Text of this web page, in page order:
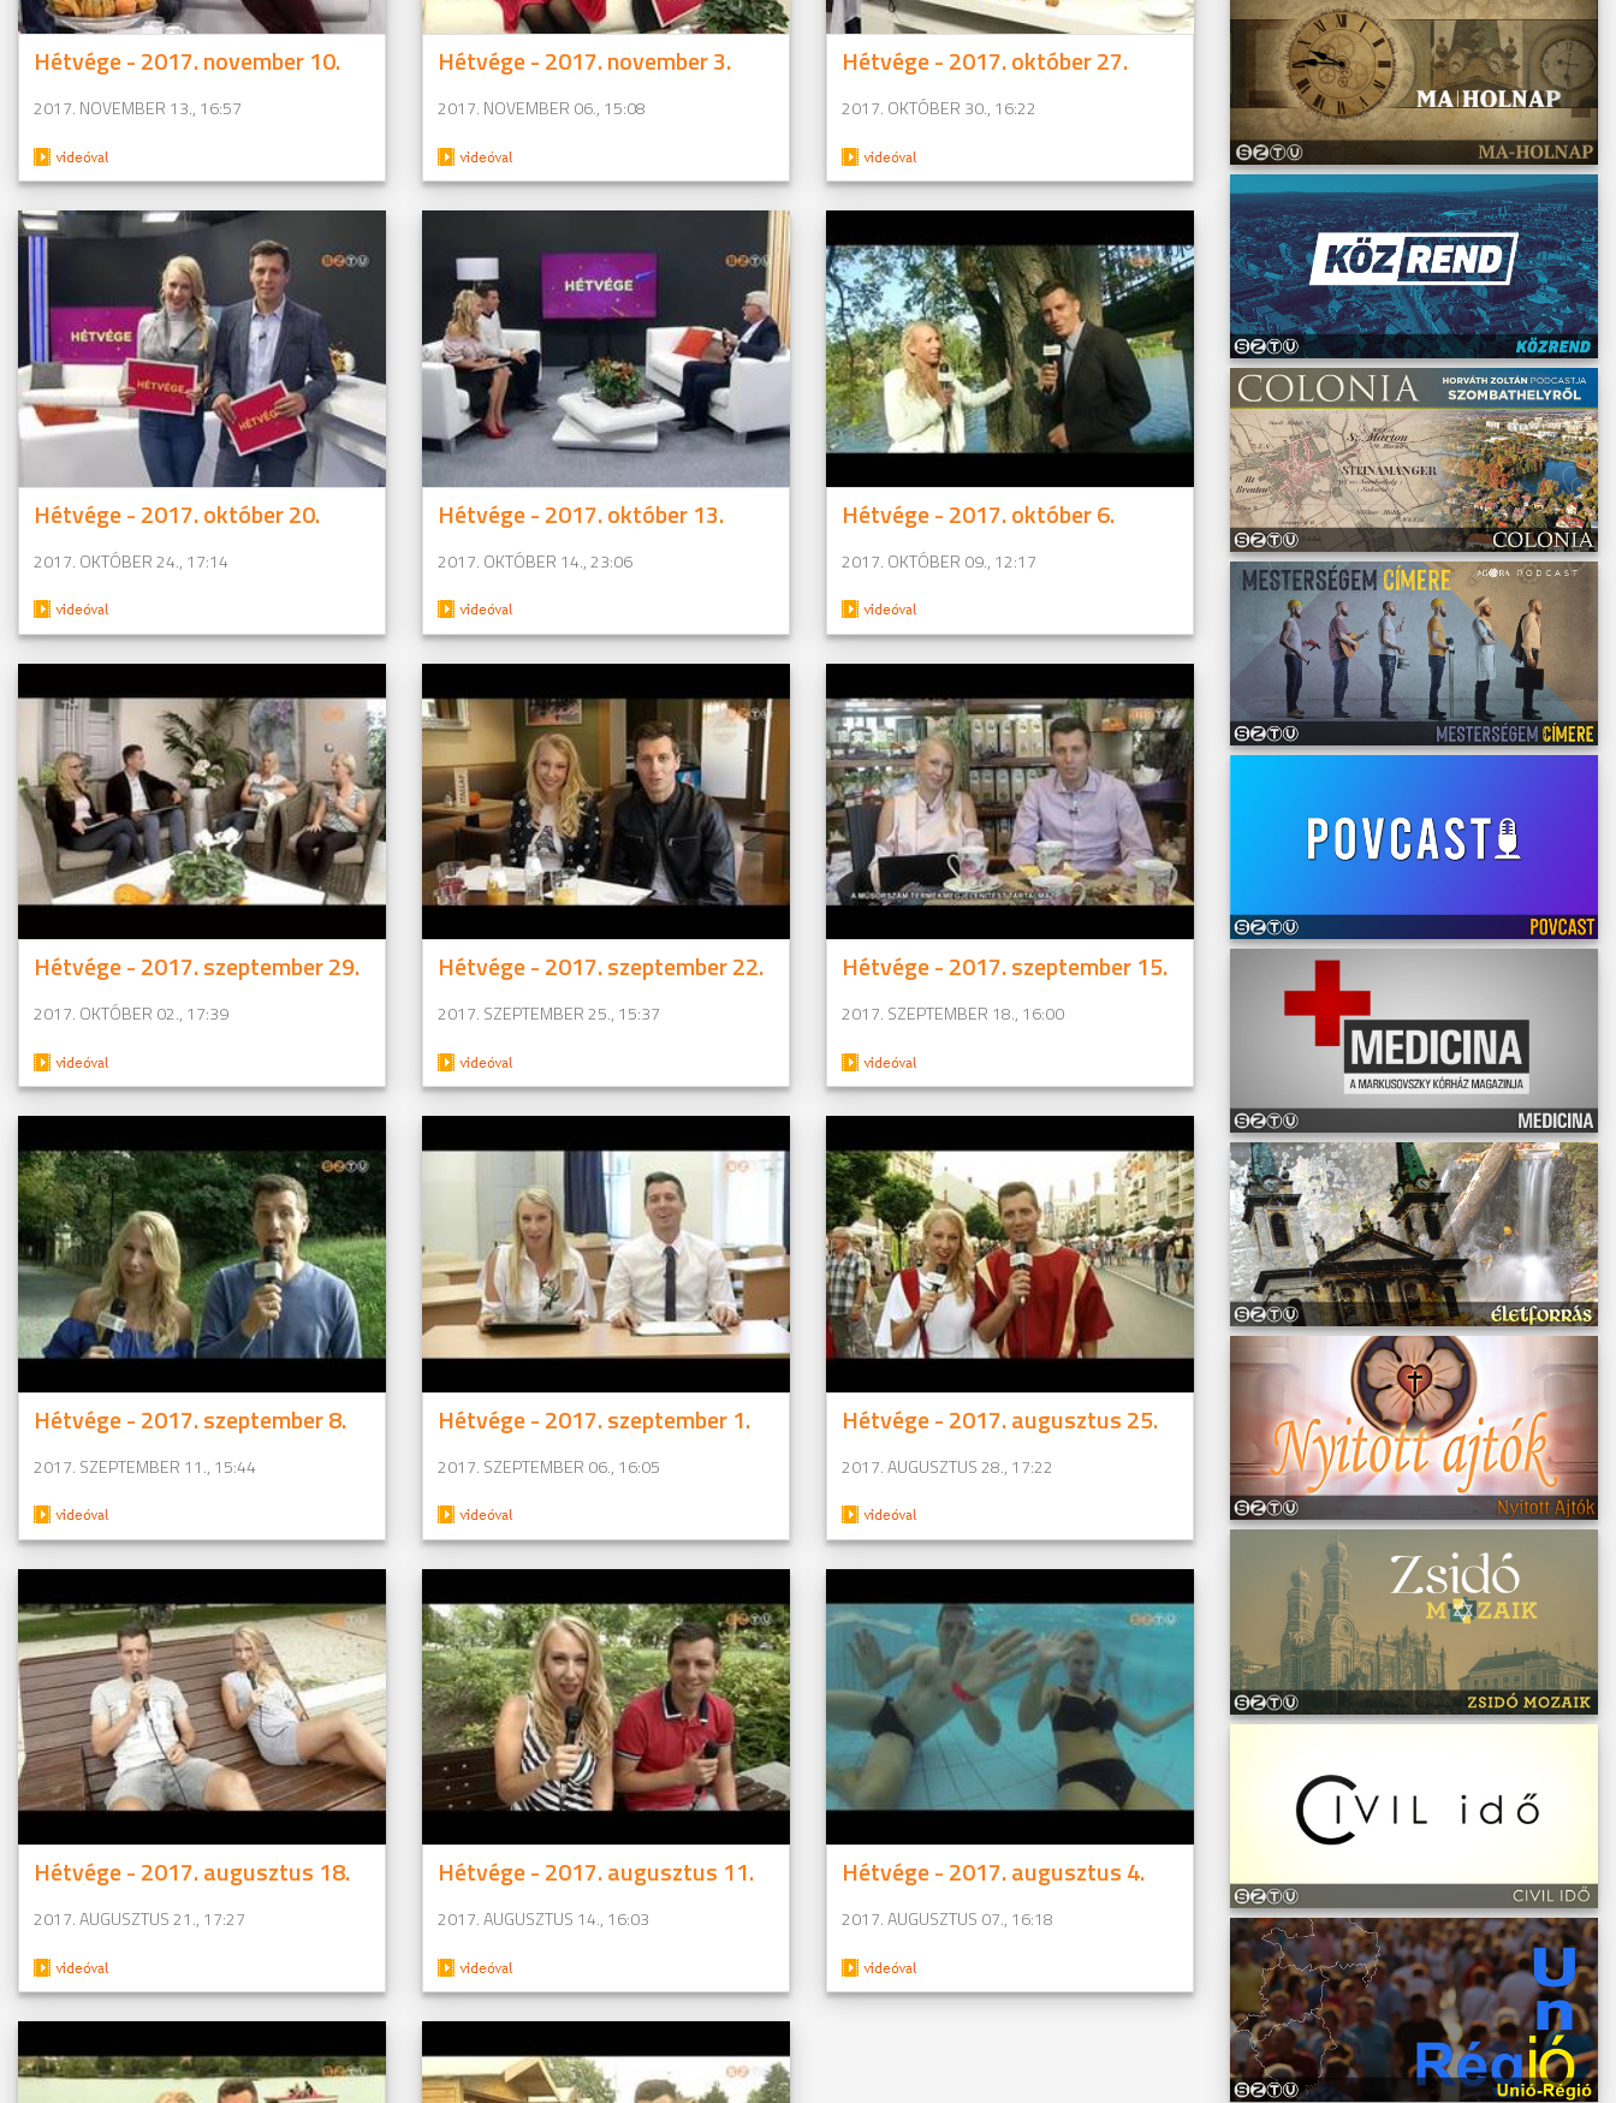
Hétvége - 2017. november 10.
2017. NOVEMBER 13., 16:57
Hétvége - 2017. november 3.
2017. NOVEMBER 06., 15:08
Hétvége - 2017. október 27.
2017. OKTÓBER 30., 16:22
Hétvége - 2017. október 20.
2017. OKTÓBER 24., 17:14
Hétvége - 2017. október 13.
2017. OKTÓBER 14., 23:06
Hétvége - 2017. október 6.
2017. OKTÓBER 09., 12:17
Hétvége - 2017. szeptember 29.
2017. OKTÓBER 02., 17:39
Hétvége - 2017. szeptember 22.
2017. SZEPTEMBER 25., 15:37
Hétvége - 2017. szeptember 15.
2017. SZEPTEMBER 18., 16:00
Hétvége - 2017. szeptember 8.
2017. SZEPTEMBER 11., 15:44
Hétvége - 2017. szeptember 1.
2017. SZEPTEMBER 06., 16:05
Hétvége - 2017. augusztus 25.
2017. AUGUSZTUS 28., 17:22
Hétvége - 2017. augusztus 18.
2017. AUGUSZTUS 21., 17:27
Hétvége - 2017. augusztus 11.
2017. AUGUSZTUS 14., 16:03
Hétvége - 2017. augusztus 4.
2017. AUGUSZTUS 07., 16:18